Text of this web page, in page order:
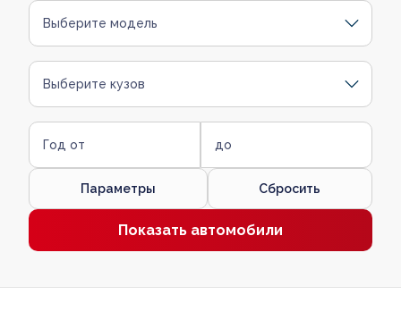
Выберите модель
Выберите кузов
Год от до
Параметры Сбросить
Показать автомобили